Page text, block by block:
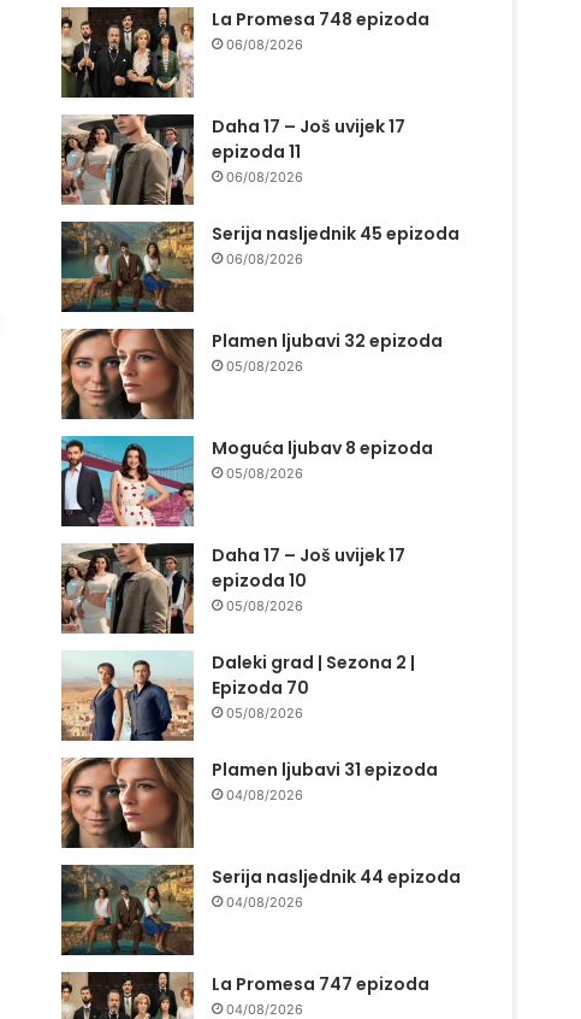
La Promesa 748 epizoda
06/08/2026
Daha 17 – Još uvijek 17
epizoda 11
06/08/2026
Serija nasljednik 45 epizoda
06/08/2026
Plamen ljubavi 32 epizoda
05/08/2026
Moguća ljubav 8 epizoda
05/08/2026
Daha 17 – Još uvijek 17
epizoda 10
05/08/2026
Daleki grad | Sezona 2 |
Epizoda 70
05/08/2026
Plamen ljubavi 31 epizoda
04/08/2026
Serija nasljednik 44 epizoda
04/08/2026
La Promesa 747 epizoda
04/08/2026